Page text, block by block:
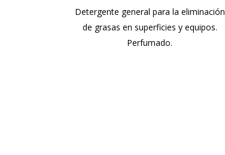
Detergente general para la eliminación
de grasas en superficies y equipos.
Perfumado.